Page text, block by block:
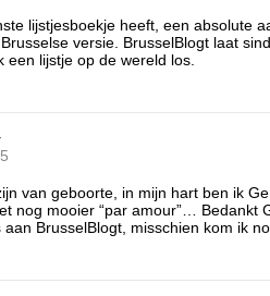
lijstjesboekje heeft, een absolute
versie. BrusselBlogt laat
lijstje op de wereld los.
van geboorte, in mijn hart ben ik
nog mooier “par amour”… Bedankt
BrusselBlogt, misschien kom ik